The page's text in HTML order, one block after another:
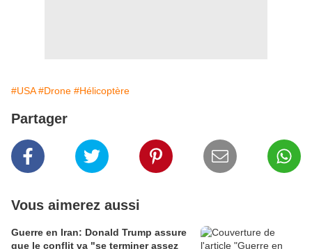
#USA #Drone #Hélicoptère
Partager
Vous aimerez aussi
Guerre en Iran: Donald Trump assure
que le conflit va "se terminer assez